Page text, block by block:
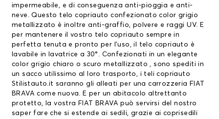
impermeabile, e di conseguenza anti-pioggia e anti-
neve. Questo telo copriauto confezionato color grigio
metallizzato è inoltre anti-graffio, polvere e raggi UV. E
per mantenere il vostro telo copriauto sempre in
perfetta tenuta e pronto per l’uso, il telo copriauto è
lavabile in lavatrice a 30°. Confezionati in un elegante
color grigio chiaro o scuro metallizzato , sono spediti in
un sacco utilissimo al loro trasporto, i teli copriauto
Stilistauto.it saranno gli alleati per una carrozzeria FIAT
BRAVA come nuova. E per un abitacolo altrettanto
protetto, la vostra FIAT BRAVA può servirsi del nostro
saper fare che si estende ai sedili, grazie ai coprisedili